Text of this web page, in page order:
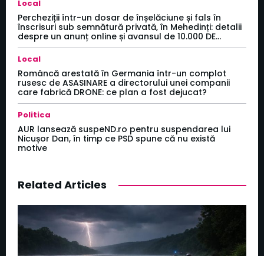
Local
Percheziții într-un dosar de înșelăciune și fals în
înscrisuri sub semnătură privată, în Mehedinți: detalii
despre un anunț online și avansul de 10.000 DE...
Local
Româncă arestată în Germania într-un complot
rusesc de ASASINARE a directorului unei companii
care fabrică DRONE: ce plan a fost dejucat?
Politica
AUR lansează suspeND.ro pentru suspendarea lui
Nicușor Dan, în timp ce PSD spune că nu există
motive
Related Articles